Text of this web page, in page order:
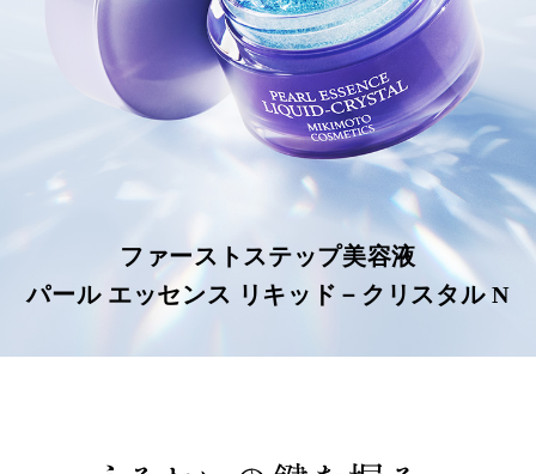
ファーストステップ美容液
パール エッセンス リキッド－クリスタル N